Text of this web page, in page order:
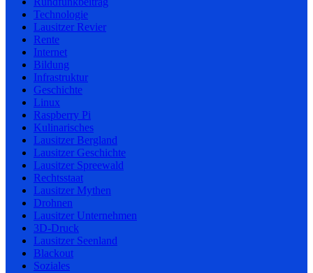
Technologie
Lausitzer Revier
Rente
Internet
Bildung
Infrastruktur
Geschichte
Linux
Raspberry Pi
Kulinarisches
Lausitzer Bergland
Lausitzer Geschichte
Lausitzer Spreewald
Rechtsstaat
Lausitzer Mythen
Drohnen
Lausitzer Unternehmen
3D-Druck
Lausitzer Seenland
Blackout
Soziales